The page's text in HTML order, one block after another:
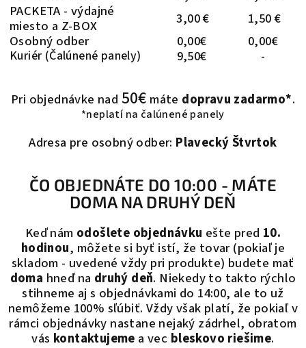
PACKETA - výdajné
miesto a Z-BOX
3,00 €
1,50 €
Osobný odber
0,00€ 0,00€
Kuriér (Čalúnené panely) 9,50€ -
Pri objednávke nad 50€ máte dopravu zadarmo*.
*neplatí na čalúnené panely
Adresa pre osobný odber: Plavecký Štvrtok
ČO OBJEDNÁTE DO 10:00 - MÁTE
DOMA NA DRUHÝ DEŇ
Keď nám odošlete objednávku ešte pred 10.
hodinou, môžete si byť istí, že tovar (pokiaľ je
skladom - uvedené vždy pri produkte) budete mať
doma hneď na druhý deň. Niekedy to takto rýchlo
stihneme aj s objednávkami do 14:00, ale to už
nemôžeme 100% sľúbiť. Vždy však platí, že pokiaľ v
rámci objednávky nastane nejaký zádrhel, obratom
vás kontaktujeme a vec bleskovo riešime.